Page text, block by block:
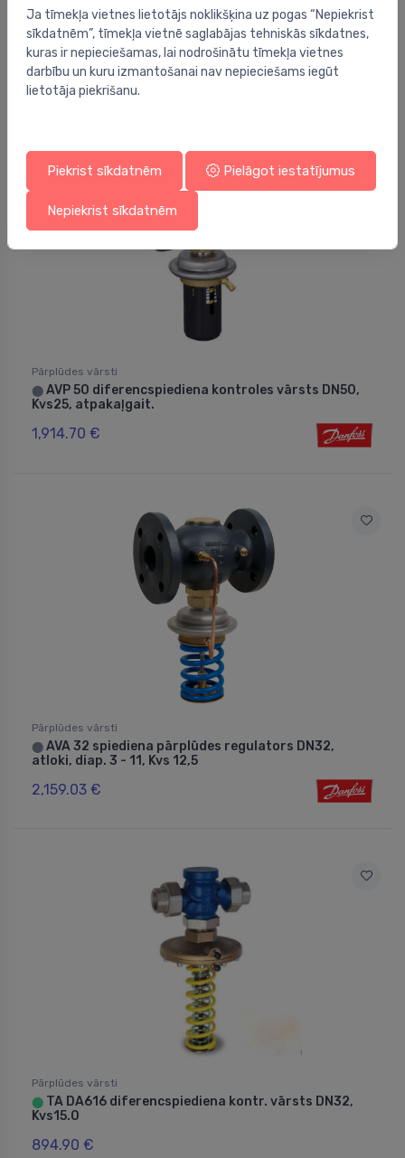
Pārplūdes vārsti
⬤AVPL 15 diferenciālā spiediena kontroles vārsts
G3/4", Kvs1.0
287.34 €
Pārplūdes vārsti
⬤ AVP 50 diferencspiediena kontroles vārsts DN50,
Kvs25, atpakaļgait.
1,914.70 €
Pārplūdes vārsti
⬤ AVA 32 spiediena pārplūdes regulators DN32,
atloki, diap. 3 - 11, Kvs 12,5
2,159.03 €
Pārplūdes vārsti
⬤ TA DA616 diferencspiediena kontr. vārsts DN32,
Kvs15.0
894.90 €
Ja tīmekļa vietnes lietotājs noklikšķina uz pogas “Nepiekrist
sīkdatnēm”, tīmekļa vietnē saglabājas tehniskās sīkdatnes,
kuras ir nepieciešamas, lai nodrošinātu tīmekļa vietnes
darbību un kuru izmantošanai nav nepieciešams iegūt
lietotāja piekrišanu.
Piekrist sīkdatnēm Pielāgot iestatījumus
Nepiekrist sīkdatnēm